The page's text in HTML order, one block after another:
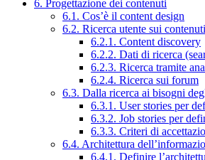
6. Progettazione dei contenuti
6.1. Cos’è il content design
6.2. Ricerca utente sui
6.2.1. Content discovery
6.2.2. Dati di ricerca
6.2.3. Ricerca tramite
6.2.4. Ricerca sui forum
6.3. Dalla ricerca ai bisogni
6.3.1. User stories per
6.3.2. Job stories per
6.3.3. Criteri di
6.4. Architettura
6.4.1. Definire